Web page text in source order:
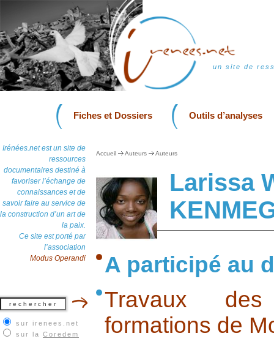
un site de
Fiches et Dossiers Outils d’analyses
Irénées.net est un site de
ressources
documentaires destiné à
favoriser l’échange de
connaissances et de
savoir faire au service de
la construction d’un art de
la paix.
Ce site est porté par
l’association
Modus Operandi
sur irenees.net
sur la Coredem
Accueil Auteurs Auteurs
Larissa
A participé au
Travaux
formations de